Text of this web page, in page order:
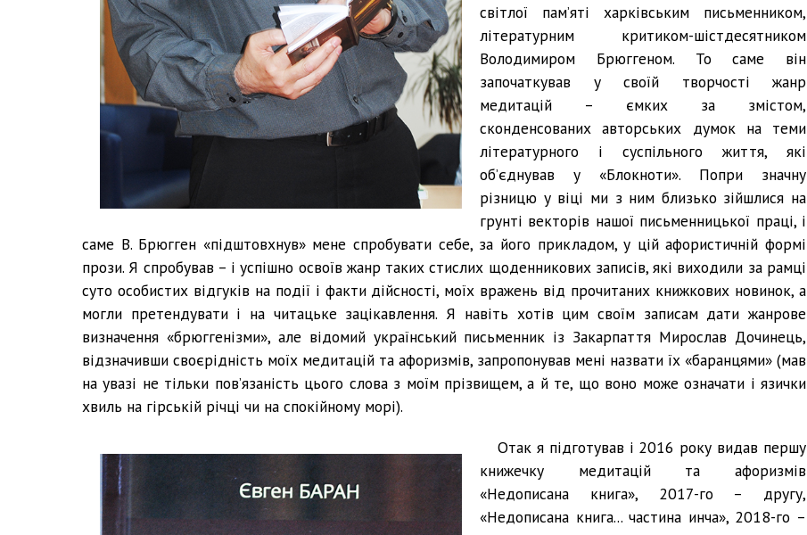
світлої пам’яті харківським письменником,
літературним критиком-шістдесятником
Володимиром Брюггеном. То саме він
започаткував у своїй творчості жанр
медитацій – ємких за змістом,
сконденсованих авторських думок на теми
літературного і суспільного життя, які
об’єднував у «Блокноти». Попри значну
різницю у віці ми з ним близько зійшлися на
грунті векторів нашої письменницької праці, і
саме В. Брюгген «підштовхнув» мене спробувати себе, за його прикладом, у цій афористичній формі
прози. Я спробував – і успішно освоїв жанр таких стислих щоденникових записів, які виходили за рамці
суто особистих відгуків на події і факти дійсності, моїх вражень від прочитаних книжкових новинок, а
могли претендувати і на читацьке зацікавлення. Я навіть хотів цим своїм записам дати жанрове
визначення «брюггенізми», але відомий український письменник із Закарпаття Мирослав Дочинець,
відзначивши своєрідність моїх медитацій та афоризмів, запропонував мені назвати їх «баранцями» (мав
на увазі не тільки пов’язаність цього слова з моїм прізвищем, а й те, що воно може означати і язички
хвиль на гірській річці чи на спокійному морі).
Отак я підготував і 2016 року видав першу
книжечку медитацій та афоризмів
«Недописана книга», 2017-го – другу,
«Недописана книга... частина инча», 2018-го –